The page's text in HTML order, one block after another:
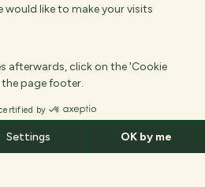
הַגָעָה
Country Park Touquin
Route de la Couture,
77131 Touquin,
איל-דה-פרנס, צָרְפַת
+33 (0)1 64 04 16 36